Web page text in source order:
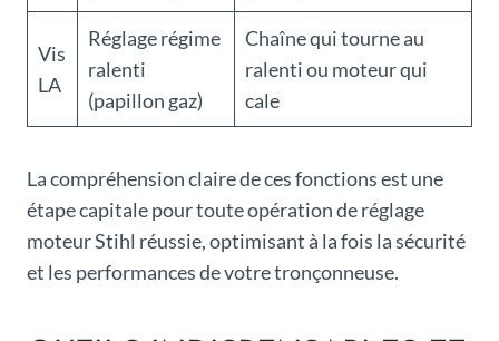
Vis
LA
Réglage régime
ralenti
(papillon gaz)
Chaîne qui tourne au
ralenti ou moteur qui
cale
La compréhension claire de ces fonctions est une
étape capitale pour toute opération de réglage
moteur Stihl réussie, optimisant à la fois la sécurité
et les performances de votre tronçonneuse.